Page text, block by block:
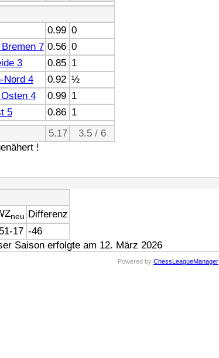
0.99 0
7 0.56 0
3 0.85 1
Nord 4 0.92 ½
4 0.99 1
5 0.86 1
5.17
3.5 / 6
!
neu Differenz
17 -46
Saison erfolgte am 12. März 2026
Powered by ChessLeagueManager